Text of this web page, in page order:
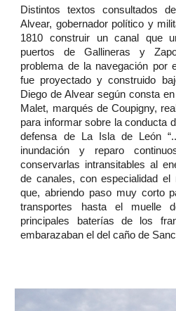
Distintos textos consultados
Alvear, gobernador político y
1810 construir un canal que
puertos de Gallineras y
problema de la navegación por
fue proyectado y construido
Diego de Alvear según consta
Malet, marqués de Coupigny,
para informar sobre la conducta
defensa de La Isla de León
inundación y reparo
conservarlas intransitables al
de canales, con especialidad el
que, abriendo paso muy corto
transportes hasta el muelle
principales baterías de los
embarazaban el del caño de